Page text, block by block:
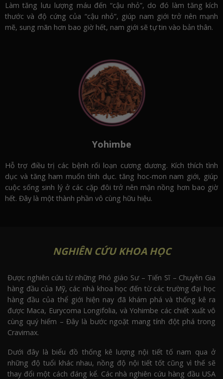
Làm tăng lưu lượng máu đến “cậu nhỏ”, do đó làm tăng kích
thước và độ cứng của “cậu nhỏ”, giúp nam giới trở nên mạnh
mẽ, sung mãn hơn bao giờ hết, nam giới sẽ tự tin vào bản thân.
Yohimbe
Hỗ trợ điều trị các bệnh rối loạn cương dương. Kích thích tình
dục và tăng ham muốn tình dục. tăng hoc-mon nam giới, giúp
cuộc sống sinh lý ở các cặp đôi trở nên mặn nồng hơn bao giờ
hết. Đây là một thành phần vô cùng hữu hiệu.
NGHIÊN CỨU KHOA HỌC
Được nghiên cứu từ những Phó giáo Sư – Tiến Sĩ – Chuyên Gia
hàng đầu của Mỹ, các nhà khoa học đến từ các trường đại học
hàng đầu của thể giới hiện nay đã khám phá và thống kê ra
được Maca, Eurycoma Longifolia, và Yohimbe các chiết xuất vô
cùng quý hiếm – Đây là bước ngoặt mang tính đột phá trong
Cravimax.
Dưới đây là biểu đồ thống kê lượng nội tiết tố nam qua ở
những độ tuổi khác nhau, nồng độ nội tiết tốt cũng vì thế sẽ
thay đổi một cách đáng kể. Các nhà nghiên cứu hàng đầu USA